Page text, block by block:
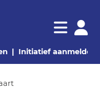
(huidige pagina)
Initiatief aanmelden
Navigatie